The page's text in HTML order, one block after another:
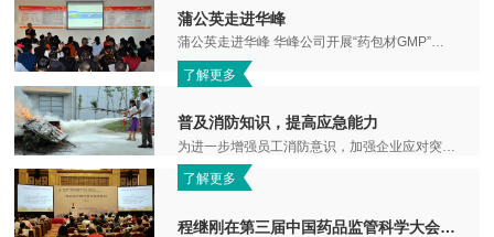
蒲公英走进华峰
蒲公英走进华峰 华峰公司开展“药包材GMP”培训 为了进一步提升公司质量管理水平，提高员工的质...
了解更多
普及消防知识，提高应急能力
为进一步增强员工消防意识，加强企业应对突发火灾安全隐患的能力，构建安全放心的消防安全环境，华峰公司于20...
了解更多
程继刚在第三届中国药品监管科学大会做专题报告